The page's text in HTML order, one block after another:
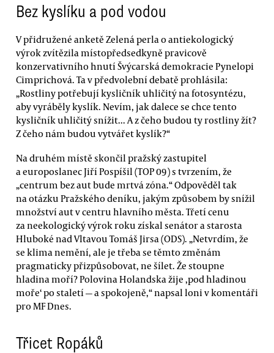
Bez kyslíku a pod vodou
V přidružené anketě Zelená perla o antiekologický
výrok zvítězila místopředsedkyně pravicově
konzervativního hnutí Švýcarská demokracie Pynelopi
Cimprichová. Ta v předvolební debatě prohlásila:
„Rostliny potřebují kysličník uhličitý na fotosyntézu,
aby vyráběly kyslík. Nevím, jak dalece se chce tento
kysličník uhličitý snížit... A z čeho budou ty rostliny žít?
Z čeho nám budou vytvářet kyslík?“
Na druhém místě skončil pražský zastupitel
a europoslanec Jiří Pospíšil (TOP 09) s tvrzením, že
„centrum bez aut bude mrtvá zóna.“ Odpověděl tak
na otázku Pražského deníku, jakým způsobem by snížil
množství aut v centru hlavního města. Třetí cenu
za neekologický výrok roku získal senátor a starosta
Hluboké nad Vltavou Tomáš Jirsa (ODS). „Netvrdím, že
se klima nemění, ale je třeba se těmto změnám
pragmaticky přizpůsobovat, ne šílet. Že stoupne
hladina moří? Polovina Holandska žije ‚pod hladinou
moře‘ po staletí — a spokojeně,“ napsal loni v komentáři
pro MF Dnes.
Třicet Ropáků